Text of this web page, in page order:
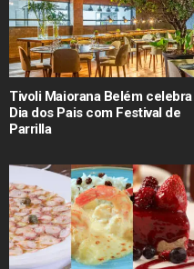
Tivoli Maiorana Belém celebra
Dia dos Pais com Festival de
Parrilla